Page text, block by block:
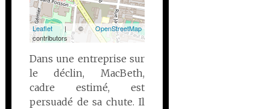
Leaflet| ©OpenStreetMap
contributors
Dans une entreprise sur
le déclin, MacBeth,
cadre estimé, est
persuadé de sa chute. Il